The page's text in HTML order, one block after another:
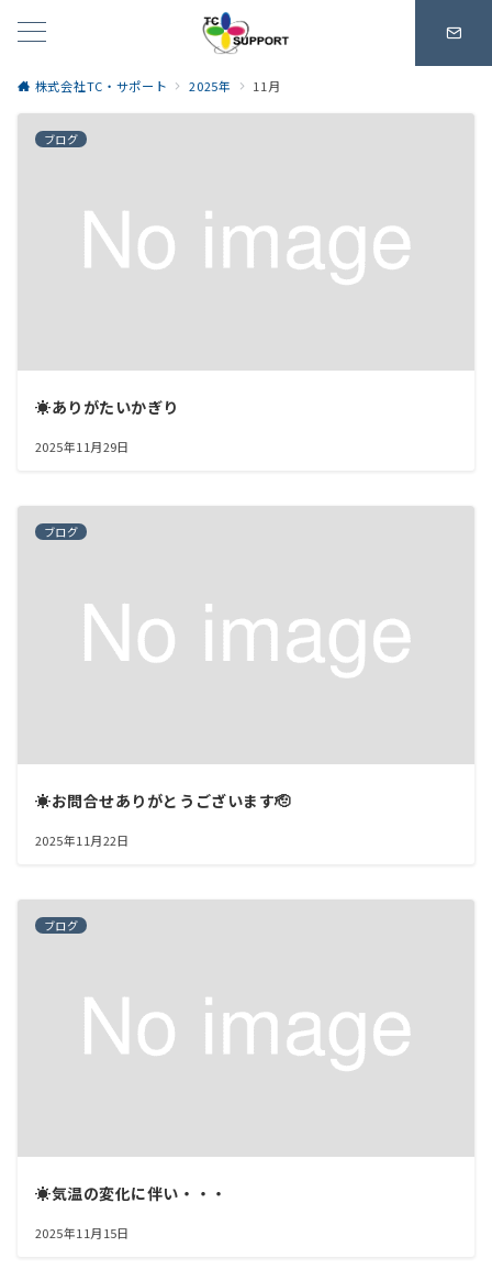
株式会社TC・サポート 2025年 11月
ブログ
☀️ありがたいかぎり
2025年11月29日
ブログ
☀️お問合せありがとうございます🫡
2025年11月22日
ブログ
☀️気温の変化に伴い・・・
2025年11月15日